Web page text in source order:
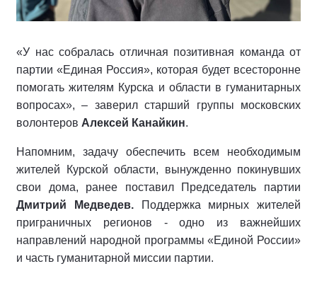
«У нас собралась отличная позитивная команда от
партии «Единая Россия», которая будет всесторонне
помогать жителям Курска и области в гуманитарных
вопросах», – заверил старший группы московских
волонтеров Алексей Канайкин.
Напомним, задачу обеспечить всем необходимым
жителей Курской области, вынужденно покинувших
свои дома, ранее поставил Председатель партии
Дмитрий Медведев.Поддержка мирных жителей
приграничных регионов - одно из важнейших
направлений народной программы «Единой России»
и часть гуманитарной миссии партии.